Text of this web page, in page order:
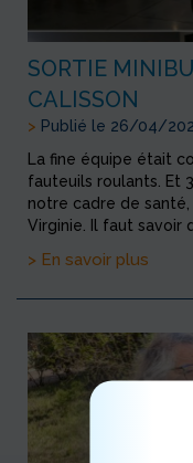
SORTIE
CALISSON
> Publié le 26/04/
La fine équipe était
fauteuils roulants. Et
notre cadre de
Virginie. Il faut savoir
> En savoir plus